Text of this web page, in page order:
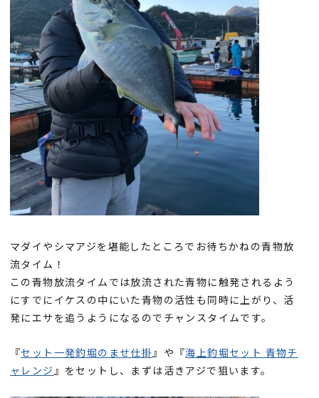
マダイやシマアジを堪能したところでお待ちかねの青物放
流タイム！
この青物放流タイムでは放流された青物に触発されるよう
にすでにイケスの中にいた青物の活性も同時に上がり、活
発にエサを追うようになるのでチャンスタイムです。
『セット一発釣堀のませ仕掛 』や『海上釣堀セット 青物チ
ャレンジ 』をセットし、まずは活きアジで狙います。